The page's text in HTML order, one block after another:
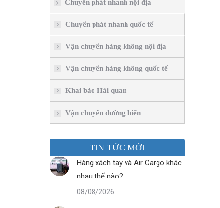
Chuyển phát nhanh nội địa
Chuyển phát nhanh quốc tế
Vận chuyển hàng không nội địa
Vận chuyển hàng không quốc tế
Khai báo Hải quan
Vận chuyển đường biển
TIN TỨC MỚI
Hàng xách tay và Air Cargo khác
nhau thế nào?
08/08/2026